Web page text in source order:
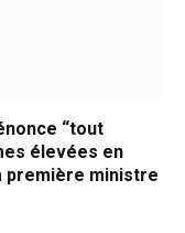
“tout
élevées en
première ministre